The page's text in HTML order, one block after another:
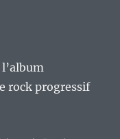
rock progressif